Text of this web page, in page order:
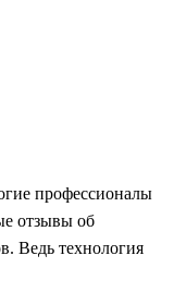
профессионалы
отзывы об
Ведь технология